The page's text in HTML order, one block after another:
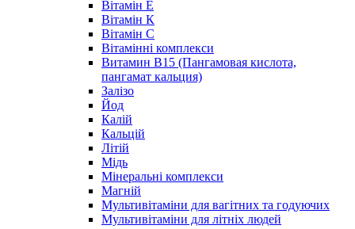
Вітамін Е
Вітамін К
Вітамін С
Вітамінні комплекси
Витамин B15 (Пангамовая кислота,
пангамат кальция)
Залізо
Йод
Калій
Кальцій
Літій
Мідь
Мінеральні комплекси
Магній
Мультивітаміни для вагітних та годуючих
Мультивітаміни для літніх людей